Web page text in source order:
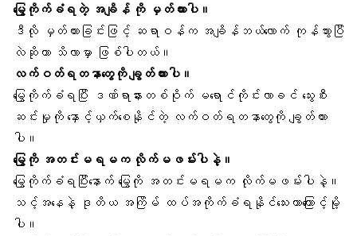
မြွေကိုက်ခံရတဲ့ အချိန် ကို မှတ်ထားပါ။
ဒီလို မှတ်ထားခြင်းဖြင့် ဆရာဝန်က အချိန်ဘယ်လောက် ကုန်သွားပြီ
လဲဆိုတာ သိလာမှာ ဖြစ်ပါတယ်။
လက်ဝတ်ရတနာတွေကို ချွတ်ထားပါ။
မြွေကိုက်ခံရပြီး ဒဏ်ရာနားတစ်ဝိုက် မရောင်ကိုင်းလာခင် သွေးစီး
ဆင်းမှုကို နှောင့်ယှက်စေနိုင်တဲ့ လက်ဝတ်ရတနာတွေကို ချွတ်ထား
ပါ။
မြွေကို အတင်းမရမက လိုက်မဖမ်းပါနဲ့။
မြွေကိုက်ခံရပြီးနောက် မြွေကို အတင်းမရမက လိုက်မဖမ်းပါနဲ့။
သင့်အနေနဲ့ ဒုတိယ အကြိမ် ထပ်အကိုက်ခံရနိုင်သေးတာကြောင့်မို့
ပါ။